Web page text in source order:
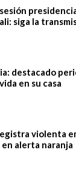
siga la
destacado
en su casa
violenta
alerta naranja